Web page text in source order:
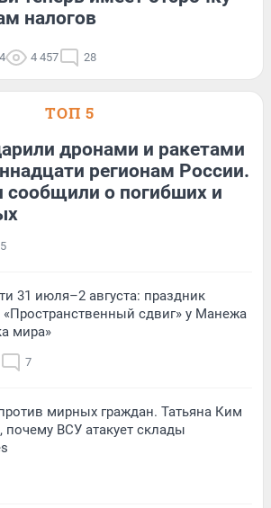
налогов
4 457 28
ТОП 5
дронами и ракетами
регионам России.
сообщили о погибших и
31 июля–2 августа: праздник
сдвиг» у Манежа
мира»
7
мирных граждан. Татьяна Ким
почему ВСУ атакует склады